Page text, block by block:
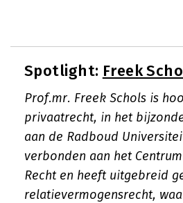
Spotlight: Freek
Prof.mr. Freek Schols is
privaatrecht, in het
aan de Radboud
verbonden aan het
Recht en heeft uitgebreid
relatievermogensrecht,